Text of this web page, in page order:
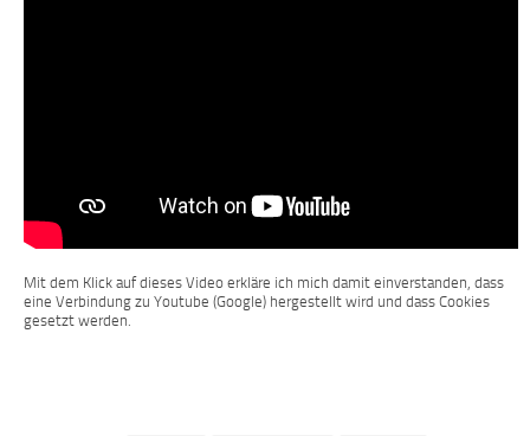
Mit dem Klick auf dieses Video erkläre ich mich damit einverstanden, dass
eine Verbindung zu Youtube (Google) hergestellt wird und dass Cookies
gesetzt werden.